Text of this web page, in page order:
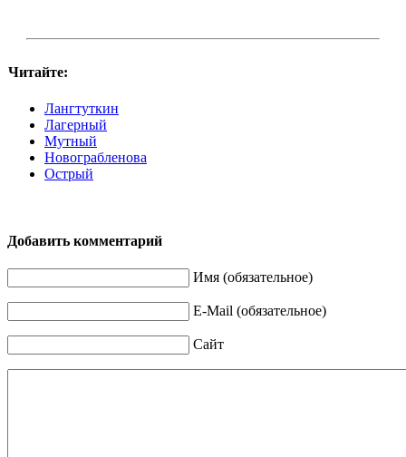
Читайте:
Лангтуткин
Лагерный
Мутный
Новограбленова
Острый
Добавить комментарий
Имя (обязательное)
E-Mail (обязательное)
Сайт